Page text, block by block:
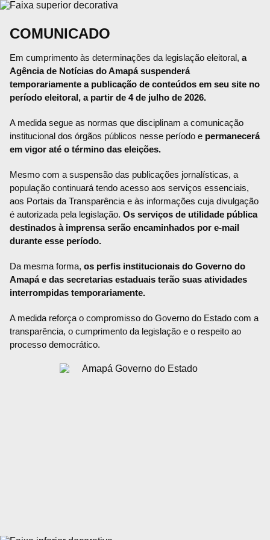
COMUNICADO
Em cumprimento às determinações da legislação eleitoral, a
Agência de Notícias do Amapá suspenderá
temporariamente a publicação de conteúdos em seu site no
período eleitoral, a partir de 4 de julho de 2026.
A medida segue as normas que disciplinam a comunicação
institucional dos órgãos públicos nesse período e permanecerá
em vigor até o término das eleições.
Mesmo com a suspensão das publicações jornalísticas, a
população continuará tendo acesso aos serviços essenciais,
aos Portais da Transparência e às informações cuja divulgação
é autorizada pela legislação. Os serviços de utilidade pública
destinados à imprensa serão encaminhados por e-mail
durante esse período.
Da mesma forma, os perfis institucionais do Governo do
Amapá e das secretarias estaduais terão suas atividades
interrompidas temporariamente.
A medida reforça o compromisso do Governo do Estado com a
transparência, o cumprimento da legislação e o respeito ao
processo democrático.